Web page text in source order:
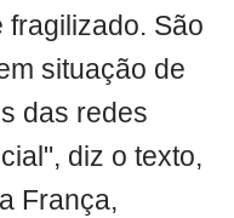
fragilizado. São
situação de
das redes
diz o texto,
França,